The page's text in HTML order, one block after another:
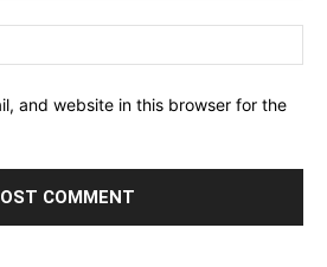
and website in this browser for the